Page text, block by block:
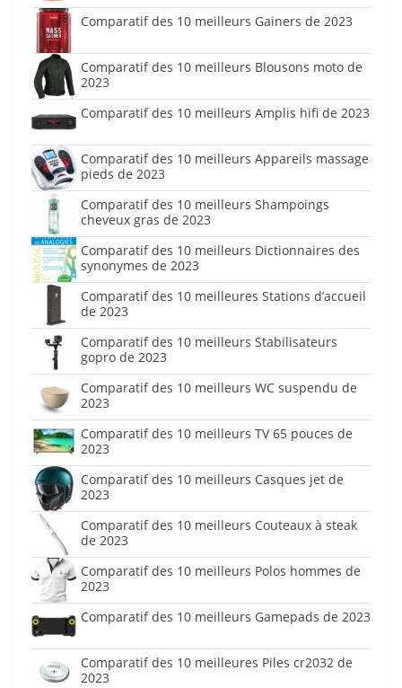
Comparatif des 10 meilleurs Gainers de 2023
Comparatif des 10 meilleurs Blousons moto de
2023
Comparatif des 10 meilleurs Amplis hifi de 2023
Comparatif des 10 meilleurs Appareils massage
pieds de 2023
Comparatif des 10 meilleurs Shampoings
cheveux gras de 2023
Comparatif des 10 meilleurs Dictionnaires des
synonymes de 2023
Comparatif des 10 meilleures Stations d’accueil
de 2023
Comparatif des 10 meilleurs Stabilisateurs
gopro de 2023
Comparatif des 10 meilleurs WC suspendu de
2023
Comparatif des 10 meilleurs TV 65 pouces de
2023
Comparatif des 10 meilleurs Casques jet de
2023
Comparatif des 10 meilleurs Couteaux à steak
de 2023
Comparatif des 10 meilleurs Polos hommes de
2023
Comparatif des 10 meilleurs Gamepads de 2023
Comparatif des 10 meilleures Piles cr2032 de
2023